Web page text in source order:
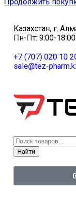
Казахстан, г.
Пн-Пт: 9:00-18:00
+7 (707) 020 10
sale@tez-
Найти